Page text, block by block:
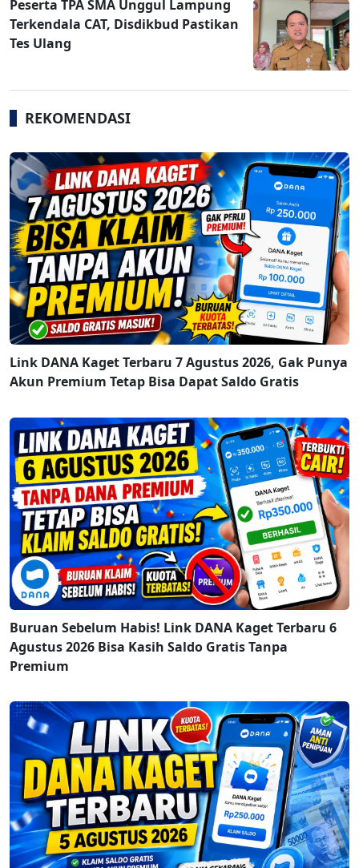
Peserta TPA SMA Unggul Lampung
Terkendala CAT, Disdikbud Pastikan
Tes Ulang
REKOMENDASI
Link DANA Kaget Terbaru 7 Agustus 2026, Gak Punya
Akun Premium Tetap Bisa Dapat Saldo Gratis
Buruan Sebelum Habis! Link DANA Kaget Terbaru 6
Agustus 2026 Bisa Kasih Saldo Gratis Tanpa
Premium